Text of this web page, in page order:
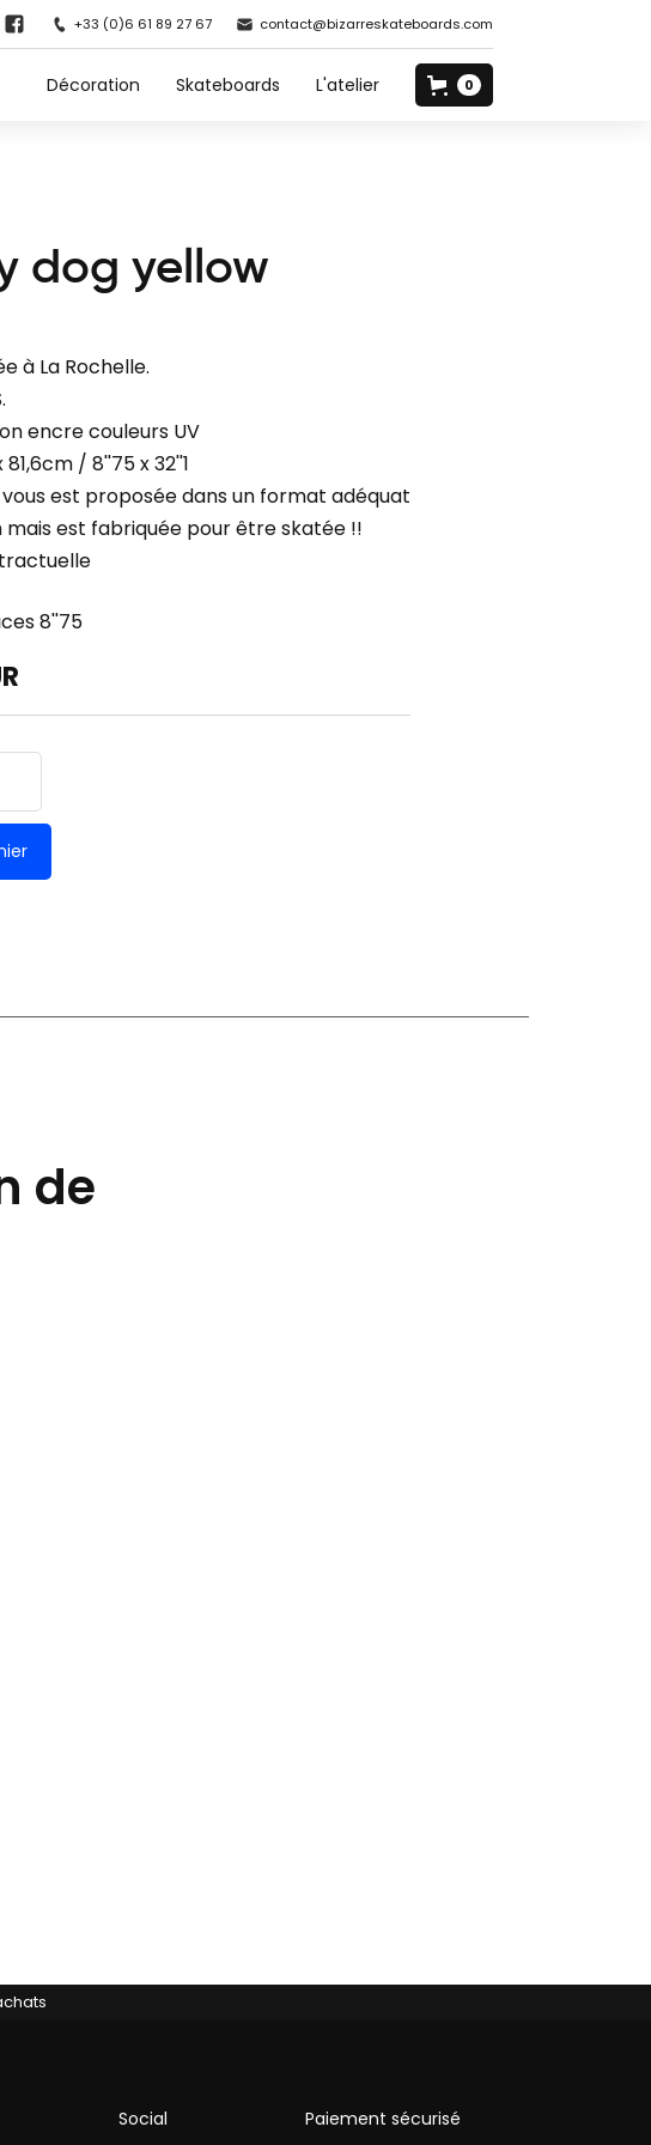
+33 (0)6 61 89 27 67 contact@bizarreskateboards.com
Décoration Skateboards L'atelier 0
dog yellow
à La Rochelle.
encre couleurs UV
/ 8''75 x 32''1
est proposée dans un format adéquat
est fabriquée pour être skatée !!
8''75
de
Social Paiement sécurisé